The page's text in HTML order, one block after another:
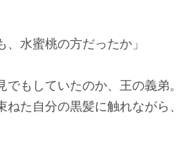
水蜜桃の方だったか」
もしていたのか、王の義弟。
た自分の黒髪に触れながら、